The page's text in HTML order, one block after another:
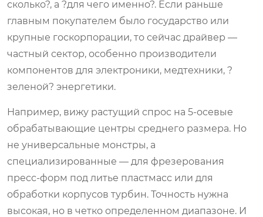
сколько?, а ?для чего именно?. Если раньше
главным покупателем было государство или
крупные госкорпорации, то сейчас драйвер —
частный сектор, особенно производители
компонентов для электроники, медтехники, ?
зеленой? энергетики.
Например, вижу растущий спрос на 5-осевые
обрабатывающие центры среднего размера. Но
не универсальные монстры, а
специализированные — для фрезерования
пресс-форм под литье пластмасс или для
обработки корпусов турбин. Точность нужна
высокая, но в четко определенном диапазоне. И